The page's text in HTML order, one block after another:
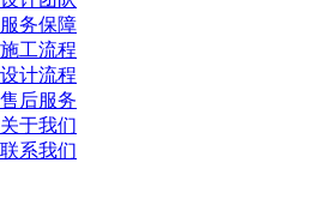
服务保障
施工流程
设计流程
售后服务
关于我们
联系我们